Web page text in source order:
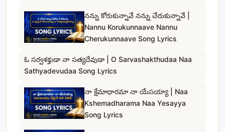
నన్ను కోరుకున్నావే నన్ను చేరుకున్నావే |
Nannu Korukunnaave Nannu
Cherukunnaave Song Lyrics
ఓ సర్వశక్తుడా నా సత్యదేవుడా | O Sarvashakthudaa Naa
Sathyadevudaa Song Lyrics
నా క్షేమాధారమా నా యేసయ్యా | Naa
Kshemadharama Naa Yesayya
Song Lyrics